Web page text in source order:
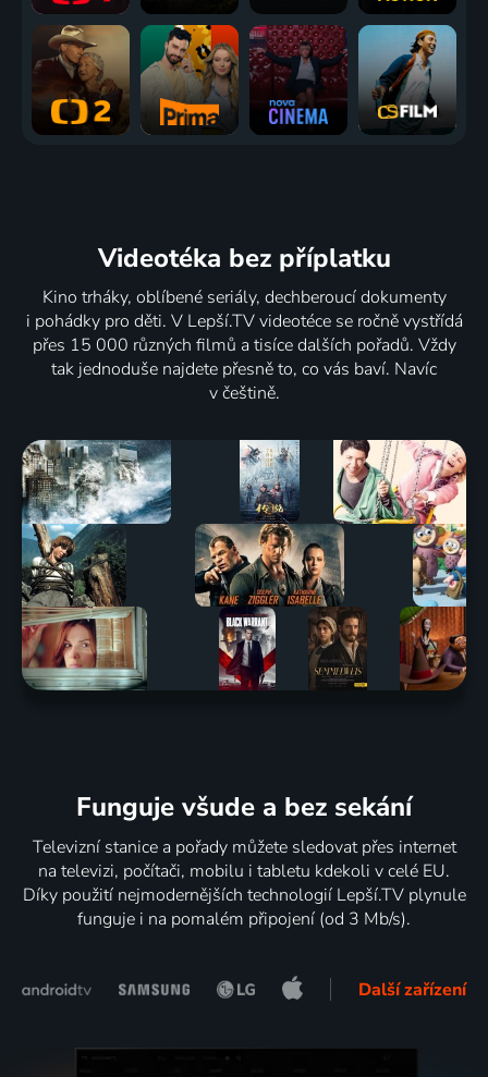
Videotéka bez příplatku
Kino trháky, oblíbené seriály, dechberoucí dokumenty
i pohádky pro děti. V Lepší.TV videotéce se ročně vystřídá
přes 15 000 různých filmů a tisíce dalších pořadů. Vždy
tak jednoduše najdete přesně to, co vás baví. Navíc
v češtině.
Funguje všude a bez sekání
Televizní stanice a pořady můžete sledovat přes internet
na televizi, počítači, mobilu i tabletu kdekoli v celé EU.
Díky použití nejmodernějších technologií Lepší.TV plynule
funguje i na pomalém připojení (od 3 Mb/s).
Další zařízení